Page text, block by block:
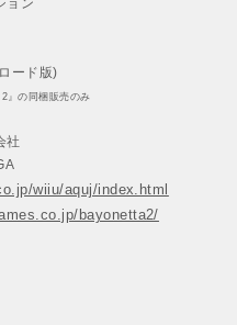
ード版)
』の同梱販売のみ
社
wiiu/aquj/index.html
bayonetta2/